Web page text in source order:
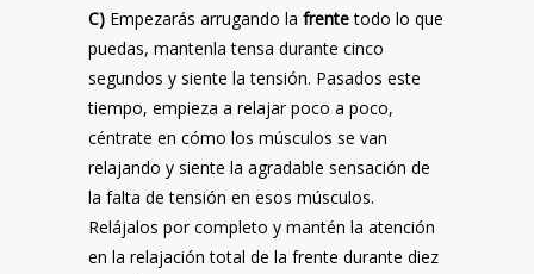
C) Empezarás arrugando la frentetodo lo que
puedas, mantenla tensa durante cinco
segundos y siente la tensión. Pasados este
tiempo, empieza a relajar poco a poco,
céntrate en cómo los músculos se van
relajando y siente la agradable sensación de
la falta de tensión en esos músculos.
Relájalos por completo y mantén la atención
en la relajación total de la frente durante diez